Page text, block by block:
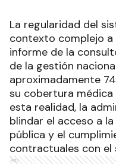
La regularidad del
contexto complejo a
informe de la
de la gestión
aproximadamente
su cobertura médica
esta realidad, la
blindar el acceso a
pública y el
contractuales con
Ads